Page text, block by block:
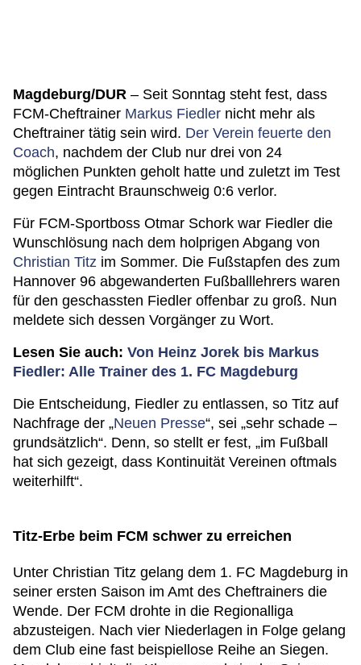
Magdeburg/DUR – Seit Sonntag steht fest, dass
FCM-Cheftrainer Markus Fiedler nicht mehr als
Cheftrainer tätig sein wird. Der Verein feuerte den
Coach, nachdem der Club nur drei von 24
möglichen Punkten geholt hatte und zuletzt im Test
gegen Eintracht Braunschweig 0:6 verlor.
Für FCM-Sportboss Otmar Schork war Fiedler die
Wunschlösung nach dem holprigen Abgang von
Christian Titz im Sommer. Die Fußstapfen des zum
Hannover 96 abgewanderten Fußballlehrers waren
für den geschassten Fiedler offenbar zu groß. Nun
meldete sich dessen Vorgänger zu Wort.
Lesen Sie auch: Von Heinz Jorek bis Markus
Fiedler: Alle Trainer des 1. FC Magdeburg
Die Entscheidung, Fiedler zu entlassen, so Titz auf
Nachfrage der „Neuen Presse“, sei „sehr schade –
grundsätzlich“. Denn, so stellt er fest, „im Fußball
hat sich gezeigt, dass Kontinuität Vereinen oftmals
weiterhilft“.
Titz-Erbe beim FCM schwer zu erreichen
Unter Christian Titz gelang dem 1. FC Magdeburg in
seiner ersten Saison im Amt des Cheftrainers die
Wende. Der FCM drohte in die Regionalliga
abzusteigen. Nach vier Niederlagen in Folge gelang
dem Club eine fast beispiellose Reihe an Siegen.